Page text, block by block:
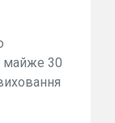
майже 30